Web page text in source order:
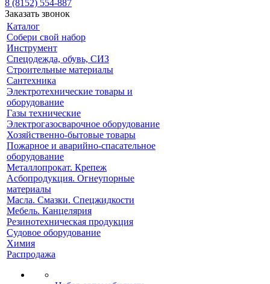
8 (8152) 554-887
Заказать звонок
Каталог
Собери свой набор
Инструмент
Спецодежда, обувь, СИЗ
Строительные материалы
Сантехника
Электротехнические товары и
оборудование
Газы технические
Электрогазосварочное оборудование
Хозяйственно-бытовые товары
Пожарное и аварийно-спасательное
оборудование
Металлопрокат. Крепеж
Асбопродукция. Огнеупорные
материалы
Масла. Смазки. Спецжидкости
Мебель. Канцелярия
Резинотехническая продукция
Судовое оборудование
Химия
Распродажа